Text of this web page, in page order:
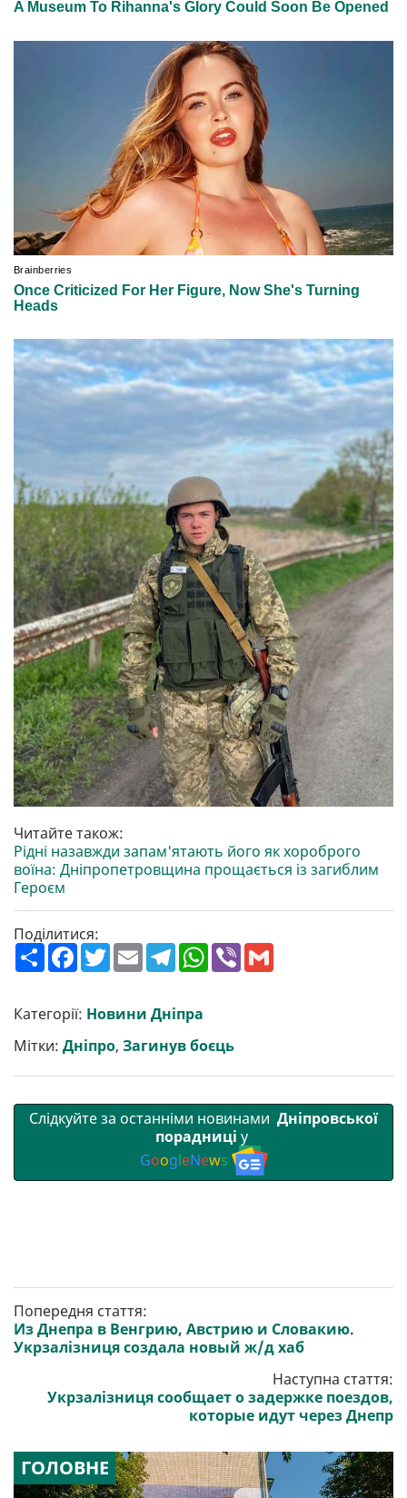
Читайте також:
Рідні назавжди запам'ятають його як хороброго
воїна: Дніпропетровщина прощається із загиблим
Героєм
Поділитися:
П
о
р
и
т
и
F
a
b
o
o
k
T
w
t
e
r
E
m
l
T
e
g
r
a
m
W
h
p
p
V
Категорії: Новини Дніпра
Мітки: Дніпро, Загинув боєць
Слідкуйте за останніми новинами Дніпровської
порадниці у
GoogleNews
Попередня стаття:
Из Днепра в Венгрию, Австрию и Словакию.
Укрзалізниця создала новый ж/д хаб
Наступна стаття:
Укрзалізниця сообщает о задержке поездов,
которые идут через Днепр
ГОЛОВНЕ